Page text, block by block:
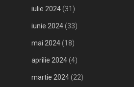
iulie 2024(31)
iunie 2024(33)
mai 2024(18)
aprilie 2024(4)
martie 2024(22)